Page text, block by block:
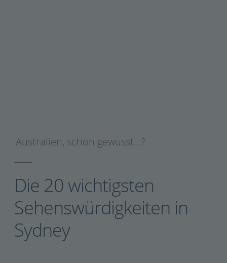
Australien, schon gewusst...?
Die 20 wichtigsten
Sehenswürdigkeiten in
Sydney